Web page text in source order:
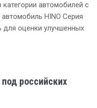
автомобилей с
HINO Серия
для оценки улучшенных
под российских